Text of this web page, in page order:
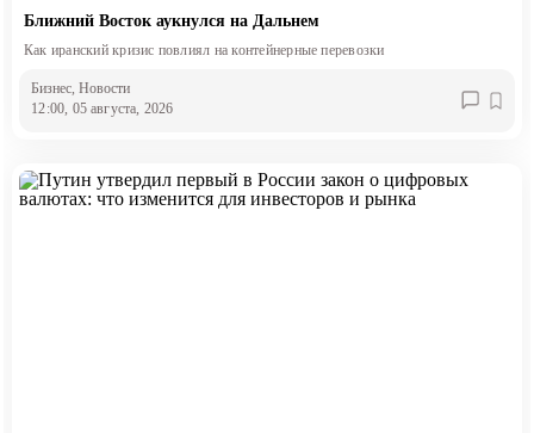
Ближний Восток аукнулся на Дальнем
Как иранский кризис повлиял на контейнерные перевозки
Бизнес , Новости
12:00, 05 августа, 2026